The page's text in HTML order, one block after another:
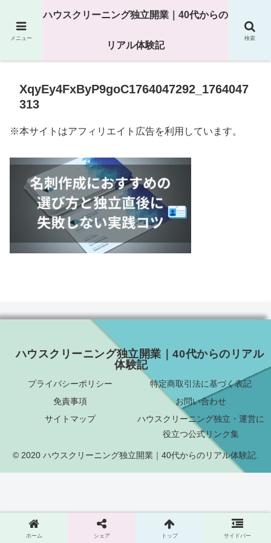
25年以上の現場経験をもとにハウスクリーニング独立の現実
XqyEy4FxByP9goC1764047292_1764047
313
※本サイトはアフィリエイト広告を利用しています。
ハウスクリーニング独立開業｜40代からのリアル
体験記
プライバシーポリシー
特定商取引法に基づく表記
免責事項
お問い合わせ
サイトマップ
ハウスクリーニング独立・運営に
役立つ公式リンク集
© 2020 ハウスクリーニング独立開業｜40代からのリアル体験記.
メニュー
ハウスクリーニング独立開業｜40代からの
リアル体験記
検索
ホーム シェア トップ サイドバー